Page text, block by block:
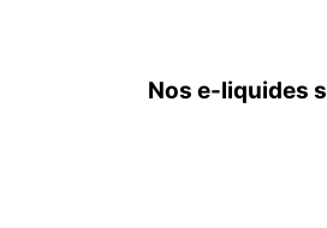
Nos e-liquides